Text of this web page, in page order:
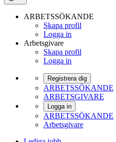
ARBETSSÖKANDE
Skapa profil
Logga in
Arbetsgivare
Skapa profil
Logga in
Registrera dig
ARBETSSÖKANDE
ARBETSGIVARE
Logga in
ARBETSSÖKANDE
Arbetsgivare